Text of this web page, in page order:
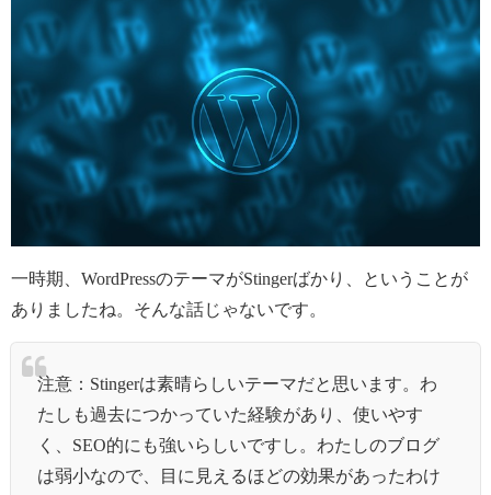
一時期、WordPressのテーマがStingerばかり、ということが
ありましたね。そんな話じゃないです。
注意：Stingerは素晴らしいテーマだと思います。わ
たしも過去につかっていた経験があり、使いやす
く、SEO的にも強いらしいですし。わたしのブログ
は弱小なので、目に見えるほどの効果があったわけ